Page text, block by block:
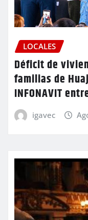
LOCALES
Déficit de
familias de
INFONAVIT
igavec